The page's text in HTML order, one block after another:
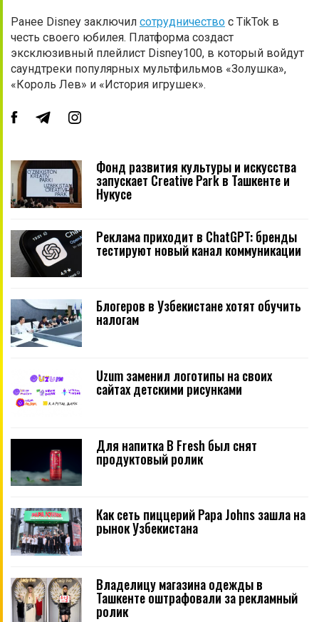
Ранее Disney заключил сотрудничество с TikTok в
честь своего юбилея. Платформа создаст
эксклюзивный плейлист Disney100, в который войдут
саундтреки популярных мультфильмов «Золушка»,
«Король Лев» и «История игрушек».
Фонд развития культуры и искусства
запускает Creative Park в Ташкенте и
Нукусе
Реклама приходит в ChatGPT: бренды
тестируют новый канал коммуникации
Блогеров в Узбекистане хотят обучить
налогам
Uzum заменил логотипы на своих
сайтах детскими рисунками
Для напитка B Fresh был снят
продуктовый ролик
Как сеть пиццерий Papa Johns зашла на
рынок Узбекистана
Владелицу магазина одежды в
Ташкенте оштрафовали за рекламный
ролик